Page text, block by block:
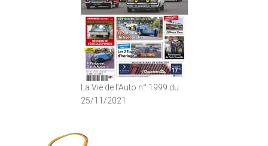
La Vie de l'Auto n° 1999 du
25/11/2021